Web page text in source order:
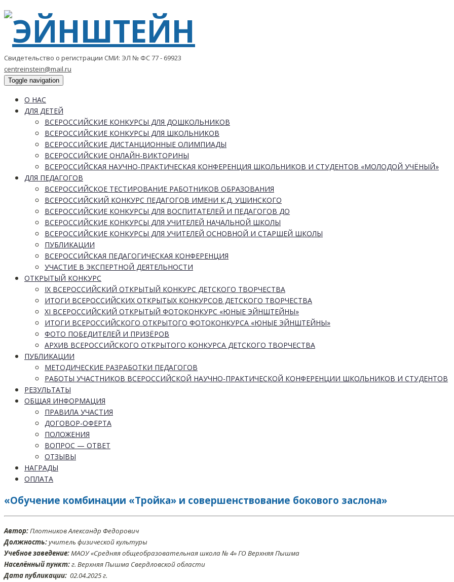
Свидетельство о регистрации СМИ: ЭЛ № ФС 77 - 69923
centreinstein@mail.ru
Toggle navigation
О НАС
ДЛЯ ДЕТЕЙ
ВСЕРОССИЙСКИЕ КОНКУРСЫ ДЛЯ ДОШКОЛЬНИКОВ
ВСЕРОССИЙСКИЕ КОНКУРСЫ ДЛЯ ШКОЛЬНИКОВ
ВСЕРОССИЙСКИЕ ДИСТАНЦИОННЫЕ ОЛИМПИАДЫ
ВСЕРОССИЙСКИЕ ОНЛАЙН-ВИКТОРИНЫ
ВСЕРОССИЙСКАЯ НАУЧНО-ПРАКТИЧЕСКАЯ КОНФЕРЕНЦИЯ ШКОЛЬНИКОВ И СТУДЕНТОВ «МОЛОДОЙ УЧЁНЫЙ»
ДЛЯ ПЕДАГОГОВ
ВСЕРОССИЙСКОЕ ТЕСТИРОВАНИЕ РАБОТНИКОВ ОБРАЗОВАНИЯ
ВСЕРОССИЙСКИЙ КОНКУРС ПЕДАГОГОВ ИМЕНИ К.Д. УШИНСКОГО
ВСЕРОССИЙСКИЕ КОНКУРСЫ ДЛЯ ВОСПИТАТЕЛЕЙ И ПЕДАГОГОВ ДО
ВСЕРОССИЙСКИЕ КОНКУРСЫ ДЛЯ УЧИТЕЛЕЙ НАЧАЛЬНОЙ ШКОЛЫ
ВСЕРОССИЙСКИЕ КОНКУРСЫ ДЛЯ УЧИТЕЛЕЙ ОСНОВНОЙ И СТАРШЕЙ ШКОЛЫ
ПУБЛИКАЦИИ
ВСЕРОССИЙСКАЯ ПЕДАГОГИЧЕСКАЯ КОНФЕРЕНЦИЯ
УЧАСТИЕ В ЭКСПЕРТНОЙ ДЕЯТЕЛЬНОСТИ
ОТКРЫТЫЙ КОНКУРС
IX ВСЕРОССИЙСКИЙ ОТКРЫТЫЙ КОНКУРС ДЕТСКОГО ТВОРЧЕСТВА
ИТОГИ ВСЕРОССИЙСКИХ ОТКРЫТЫХ КОНКУРСОВ ДЕТСКОГО ТВОРЧЕСТВА
XI ВСЕРОССИЙСКИЙ ОТКРЫТЫЙ ФОТОКОНКУРС «ЮНЫЕ ЭЙНШТЕЙНЫ»
ИТОГИ ВСЕРОССИЙСКОГО ОТКРЫТОГО ФОТОКОНКУРСА «ЮНЫЕ ЭЙНШТЕЙНЫ»
ФОТО ПОБЕДИТЕЛЕЙ И ПРИЗЁРОВ
АРХИВ ВСЕРОССИЙСКОГО ОТКРЫТОГО КОНКУРСА ДЕТСКОГО ТВОРЧЕСТВА
ПУБЛИКАЦИИ
МЕТОДИЧЕСКИЕ РАЗРАБОТКИ ПЕДАГОГОВ
РАБОТЫ УЧАСТНИКОВ ВСЕРОССИЙСКОЙ НАУЧНО-ПРАКТИЧЕСКОЙ КОНФЕРЕНЦИИ ШКОЛЬНИКОВ И СТУДЕНТОВ
РЕЗУЛЬТАТЫ
ОБЩАЯ ИНФОРМАЦИЯ
ПРАВИЛА УЧАСТИЯ
ДОГОВОР-ОФЕРТА
ПОЛОЖЕНИЯ
ВОПРОС — ОТВЕТ
ОТЗЫВЫ
НАГРАДЫ
ОПЛАТА
«Обучение комбинации «Тройка» и совершенствование бокового заслона»
Автор:Плотников Александр Федорович
Должность:учитель физической культуры
Учебное заведение:МАОУ «Средняя общеобразовательная школа № 4» ГО Верхняя Пышма
Населённый пункт:г. Верхняя Пышма Свердловской области
Дата публикации: 02.04.2025 г.